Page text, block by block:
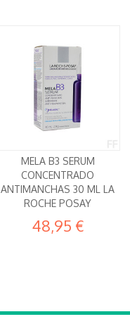
MELA B3 SERUM
CONCENTRADO
ANTIMANCHAS 30 ML LA
ROCHE POSAY
48,95 €